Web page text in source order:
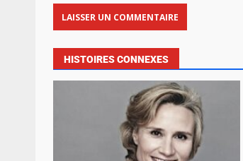
HISTOIRES CONNEXES